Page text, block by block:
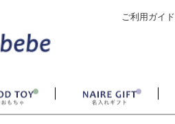
ご利用ガイド